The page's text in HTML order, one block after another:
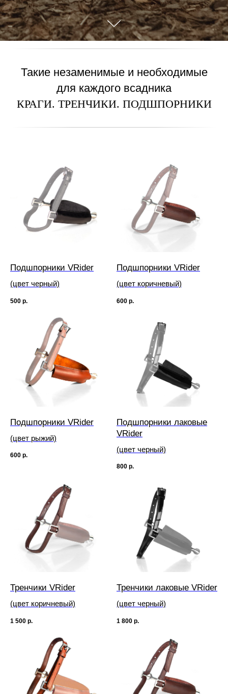
Такие незаменимые и необходимые
для каждого всадника
КРАГИ. ТРЕНЧИКИ. ПОДШПОРНИКИ
Подшпорники VRider
(цвет черный)
500 р.
Подшпорники VRider
(цвет коричневый)
600 р.
Подшпорники VRider
(цвет рыжий)
600 р.
Подшпорники лаковые
VRider
(цвет черный)
800 р.
Тренчики VRider
(цвет коричневый)
1 500 р.
Тренчики лаковые VRider
(цвет черный)
1 800 р.